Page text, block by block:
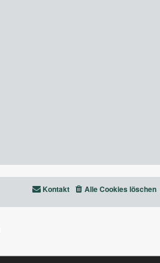
Alle Cookies löschen
Kontakt